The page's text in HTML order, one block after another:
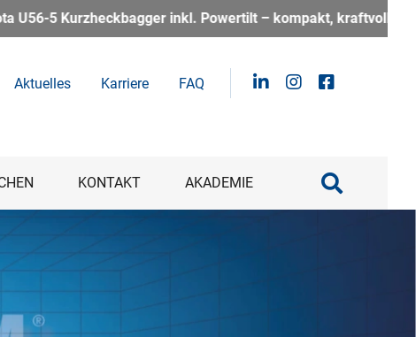
– kompakt, kraftvoll und perfekt für alle, die auf der
Aktuelles Karriere FAQ
KONTAKT AKADEMIE